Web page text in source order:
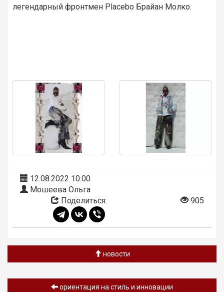
легендарный фронтмен Placebo Брайан Молко.
12.08.2022 10:00
Мошеева Ольга
Поделиться:
905
новости
ориентация на стиль и инновации